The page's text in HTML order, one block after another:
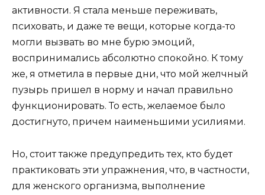
активности. Я стала меньше переживать,
психовать, и даже те вещи, которые когда-то
могли вызвать во мне бурю эмоций,
воспринимались абсолютно спокойно. К тому
же, я отметила в первые дни, что мой желчный
пузырь пришел в норму и начал правильно
функционировать. То есть, желаемое было
достигнуто, причем наименьшими усилиями.
Но, стоит также предупредить тех, кто будет
практиковать эти упражнения, что, в частности,
для женского организма, выполнение